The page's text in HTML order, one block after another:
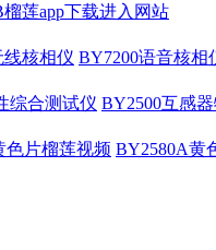
莲app下载进入网站
线核相仪 BY7200语音核相
综合测试仪 BY2500互感
色片榴莲视频 BY2580A黄